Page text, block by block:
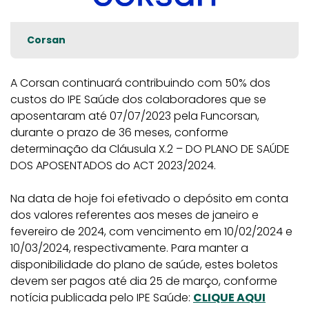
Corsan
A Corsan continuará contribuindo com 50% dos
custos do IPE Saúde dos colaboradores que se
aposentaram até 07/07/2023 pela Funcorsan,
durante o prazo de 36 meses, conforme
determinação da Cláusula X.2 – DO PLANO DE SAÚDE
DOS APOSENTADOS do ACT 2023/2024.
Na data de hoje foi efetivado o depósito em conta
dos valores referentes aos meses de janeiro e
fevereiro de 2024, com vencimento em 10/02/2024 e
10/03/2024, respectivamente. Para manter a
disponibilidade do plano de saúde, estes boletos
devem ser pagos até dia 25 de março, conforme
notícia publicada pelo IPE Saúde: CLIQUE AQUI